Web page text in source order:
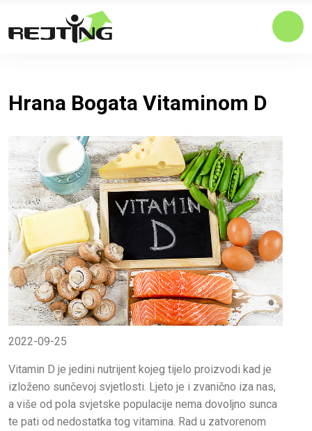
Hrana Bogata Vitaminom D
2022-09-25
Vitamin D je jedini nutrijent kojeg tijelo proizvodi kad je
izloženo sunčevoj svjetlosti. Ljeto je i zvanično iza nas,
a više od pola svjetske populacije nema dovoljno sunca
te pati od nedostatka tog vitamina. Rad u zatvorenom